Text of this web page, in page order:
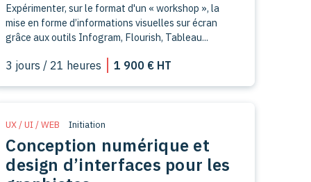
Expérimenter, sur le format d'un « workshop », la
mise en forme d’informations visuelles sur écran
grâce aux outils Infogram, Flourish, Tableau...
3 jours / 21 heures 1 900 € HT
UX / UI / WEB Initiation
Conception numérique et
design d’interfaces pour les